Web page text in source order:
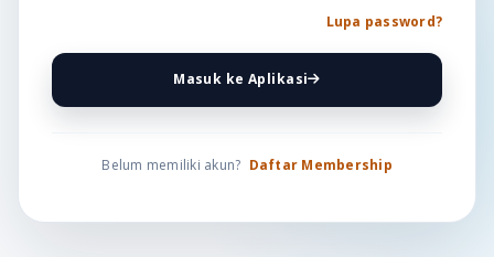
Lupa password?
Masuk ke Aplikasi
Belum memiliki akun? Daftar Membership